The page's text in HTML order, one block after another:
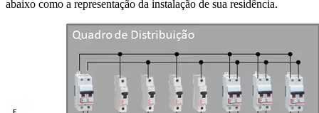
abaixo como a representação da instalação de sua residência.